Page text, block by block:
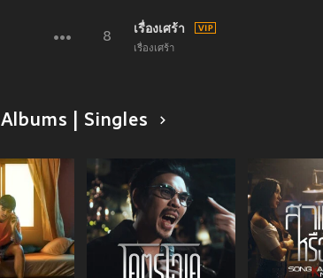
8
เรื่องเศร้า
เรื่องเศร้า
Albums | Singles